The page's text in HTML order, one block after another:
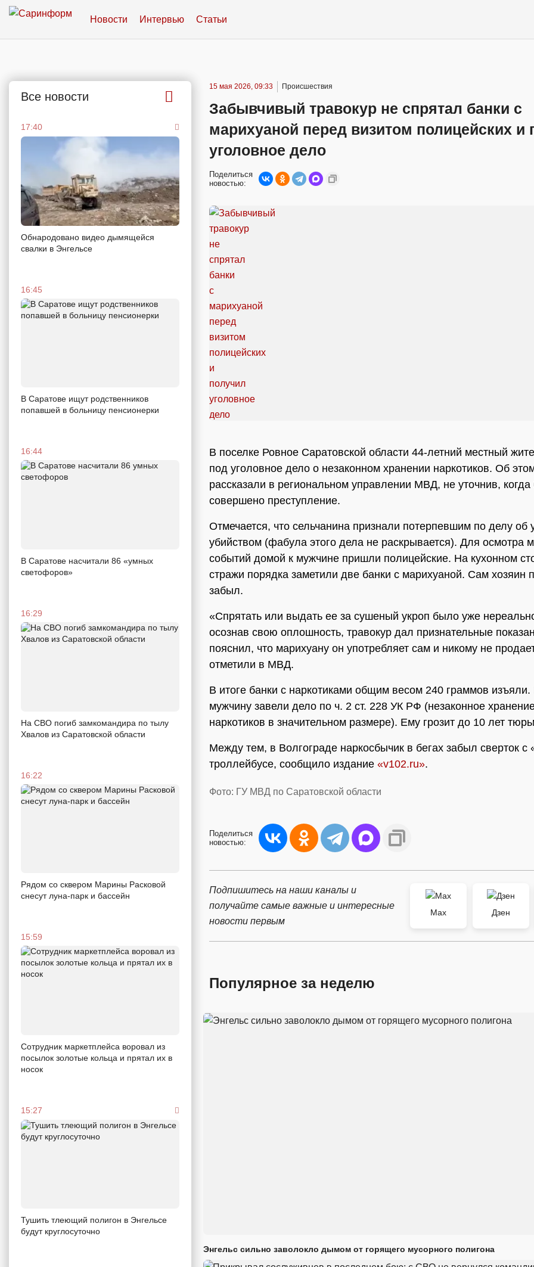
Новости Интервью Статьи
Все новости
17:40
Обнародовано видео дымящейся
свалки в Энгельсе
16:45
В Саратове ищут родственников
попавшей в больницу пенсионерки
16:44
В Саратове насчитали 86 «умных
светофоров»
16:29
На СВО погиб замкомандира по тылу
Хвалов из Саратовской области
16:22
Рядом со сквером Марины Расковой
снесут луна-парк и бассейн
15:59
Сотрудник маркетплейса воровал из
посылок золотые кольца и прятал их в
носок
15:27
Тушить тлеющий полигон в Энгельсе
будут круглосуточно
15 мая 2026, 09:33 Происшествия
Забывчивый травокур не спрятал банки с
марихуаной перед визитом полицейских и
уголовное дело
Поделиться
новостью:
В поселке Ровное Саратовской области 44-летний местный
под уголовное дело о незаконном хранении наркотиков. Об
рассказали в региональном управлении МВД, не уточнив,
совершено преступление.
Отмечается, что сельчанина признали потерпевшим по делу об
убийством (фабула этого дела не раскрывается). Для осмотра
событий домой к мужчине пришли полицейские. На кухонном
стражи порядка заметили две банки с марихуаной. Сам хозяин
забыл.
«Спрятать или выдать ее за сушеный укроп было уже
осознав свою оплошность, травокур дал признательные
пояснил, что марихуану он употребляет сам и никому не
отметили в МВД.
В итоге банки с наркотиками общим весом 240 граммов
мужчину завели дело по ч. 2 ст. 228 УК РФ (незаконное
наркотиков в значительном размере). Ему грозит до 10 лет
Между тем, в Волгограде наркосбычик в бегах забыл сверток с
троллейбусе, сообщило издание «v102.ru».
Фото: ГУ МВД по Саратовской области
Поделиться
новостью:
Подпишитесь на наши каналы и
получайте самые важные и интересные
новости первым
Max Дзен
Популярное за неделю
Энгельс сильно заволокло дымом от горящего мусорного полигона